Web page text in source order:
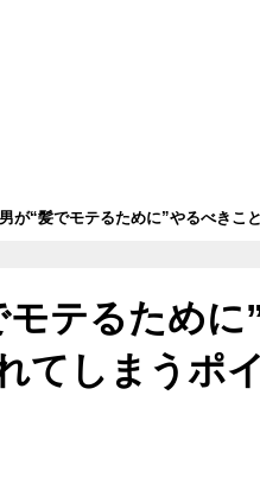
男が“髪でモテるために”やるべきこ
モテるため
てしまうポ